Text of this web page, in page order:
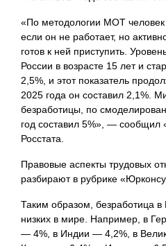
«По методологии МОТ человек
если он не работает, но
готов к ней приступить.
России в возрасте 15 лет и
2,5%, и этот показатель
2025 года он составил 2,1%.
безработицы, по
год составил 5%», — сообщил
Росстата.
Правовые аспекты трудовых
разбирают в рубрике
Таким образом, безработица
низких в мире. Например, в
— 4%, в Индии — 4,2%, в